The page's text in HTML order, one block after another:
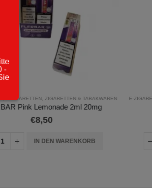
& TABAKWAREN
2ml 20mg
WARENKORB
E-ZIGARETTEN,E-
ELFBAR
-